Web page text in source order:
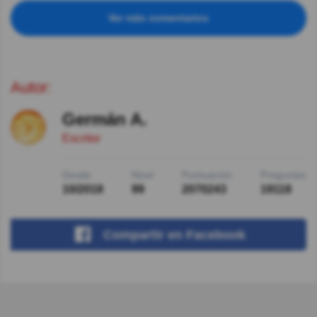
Ver más comentarios
Autor:
Germán A.
Escritor
10/2018 99 2070243 19118
Compartir en Facebook